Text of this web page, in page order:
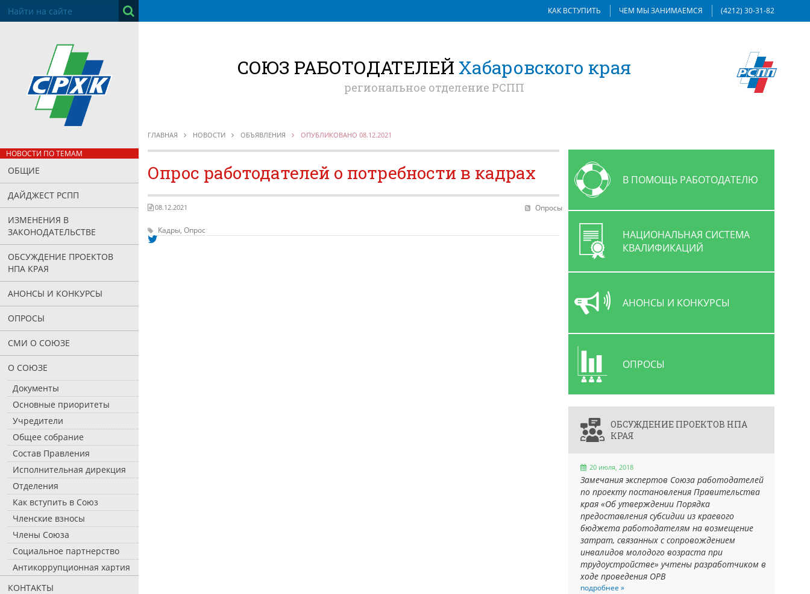
НОВОСТИ ПО ТЕМАМ
ОБЩИЕ
ДАЙДЖЕСТ РСПП
ИЗМЕНЕНИЯ В
ЗАКОНОДАТЕЛЬСТВЕ
ОБСУЖДЕНИЕ ПРОЕКТОВ
НПА КРАЯ
АНОНСЫ И КОНКУРСЫ
ОПРОСЫ
СМИ О СОЮЗЕ
О СОЮЗЕ
Документы
Основные приоритеты
Учредители
Общее собрание
Состав Правления
Исполнительная дирекция
Отделения
Как вступить в Союз
Членские взносы
Члены Союза
Социальное партнерство
Антикоррупционная хартия
КОНТАКТЫ
КАК ВСТУПИТЬ ЧЕМ МЫ ЗАНИМАЕМСЯ (4212) 30-31-82
СОЮЗ РАБОТОДАТЕЛЕЙ Хабаровского края
региональное отделение РСПП
ГЛАВНАЯ НОВОСТИ ОБЪЯВЛЕНИЯ ОПУБЛИКОВАНО 08.12.2021
Опрос работодателей о потребности в кадрах
08.12.2021 Опросы
Кадры, Опрос
В ПОМОЩЬ РАБОТОДАТЕЛЮ
НАЦИОНАЛЬНАЯ СИСТЕМА
КВАЛИФИКАЦИЙ
АНОНСЫ И КОНКУРСЫ
ОПРОСЫ
ОБСУЖДЕНИЕ ПРОЕКТОВ НПА
КРАЯ
20 июля, 2018
Замечания экспертов Союза работодателей
по проекту постановления Правительства
края «Об утверждении Порядка
предоставления субсидии из краевого
бюджета работодателям на возмещение
затрат, связанных с сопровождением
инвалидов молодого возраста при
трудоустройстве» учтены разработчиком в
ходе проведения ОРВ
подробнее »